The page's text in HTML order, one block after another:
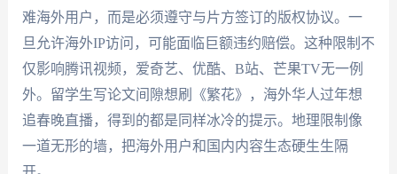
难海外用户，而是必须遵守与片方签订的版权协议。一
旦允许海外IP访问，可能面临巨额违约赔偿。这种限制不
仅影响腾讯视频，爱奇艺、优酷、B站、芒果TV无一例
外。留学生写论文间隙想刷《繁花》，海外华人过年想
追春晚直播，得到的都是同样冰冷的提示。地理限制像
一道无形的墙，把海外用户和国内内容生态硬生生隔